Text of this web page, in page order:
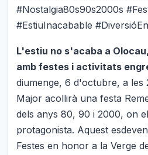
#Nostalgia80s90s2000s
#EstiuInacabable
L'estiu no s'acaba a
amb festes i activitats
diumenge, 6 d'octubre, a les
Major acollirà una festa
dels anys 80, 90 i 2000, on
protagonista. Aquest
Festes en honor a la Verge